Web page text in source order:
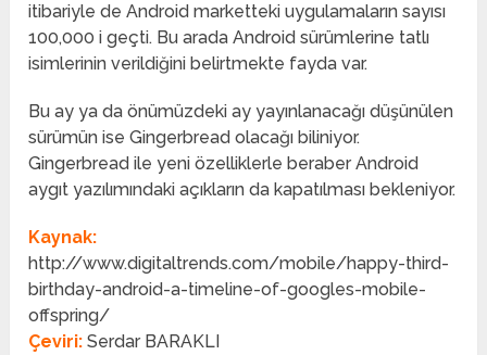
itibariyle de Android marketteki uygulamaların sayısı
100,000 i geçti. Bu arada Android sürümlerine tatlı
isimlerinin verildiğini belirtmekte fayda var.
Bu ay ya da önümüzdeki ay yayınlanacağı düşünülen
sürümün ise Gingerbread olacağı biliniyor.
Gingerbread ile yeni özelliklerle beraber Android
aygıt yazılımındaki açıkların da kapatılması bekleniyor.
Kaynak:
http://www.digitaltrends.com/mobile/happy-third-
birthday-android-a-timeline-of-googles-mobile-
offspring/
Çeviri: Serdar BARAKLI